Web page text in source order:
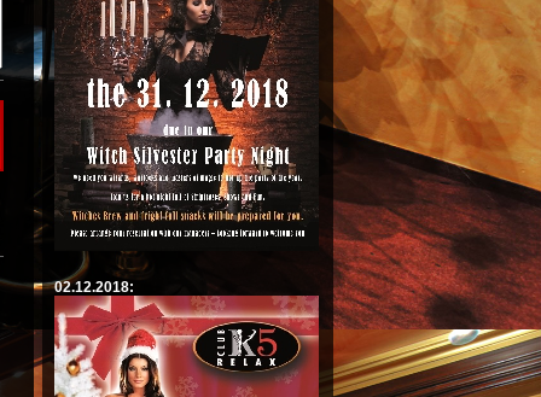
02.12.2018: